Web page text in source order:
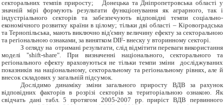
секторальних темпів приросту; Донецька та Дніпропетровська області у
значній мірі формують результати функціонування як аграрного, так і
індустріального секторів та забезпечують відповідні темпи соціально-
економічного розвитку країни в цілому; тільки дві області – Кіровоградська
та Тернопільська, мають виключно від'ємну величину ефекту за секторальною
та регіональною ознаками, за винятком DIF- внеску у вторинному секторі.
З огляду на отримані результати, слід відмітити переваги використання
моделі "shift-share". При визначенні національного, секторального та
регіонального ефекту враховуються не тільки темпи зміни досліджуваних
показників на національному, секторальному та регіональному рівнях, але й
внесок складових у загальній підсумок.
Дослідимо динаміку зміни загального приросту ВДВ за рахунок
відповідних факторів в розрізі секторів за територіальною ознакою. Як
свідчать дані табл. 5 протягом 2005-2007 рр. приріст ВДВ первинного